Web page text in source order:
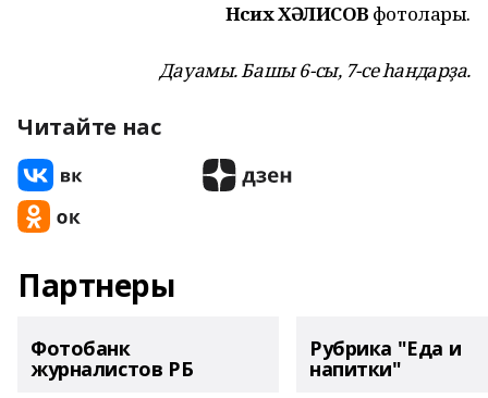
Нәсих ХӘЛИСОВ фотолары.
Дауамы. Башы 6-сы, 7-се һандарҙа.
Читайте нас
Партнеры
Фотобанк
журналистов РБ
Рубрика "Еда и
напитки"